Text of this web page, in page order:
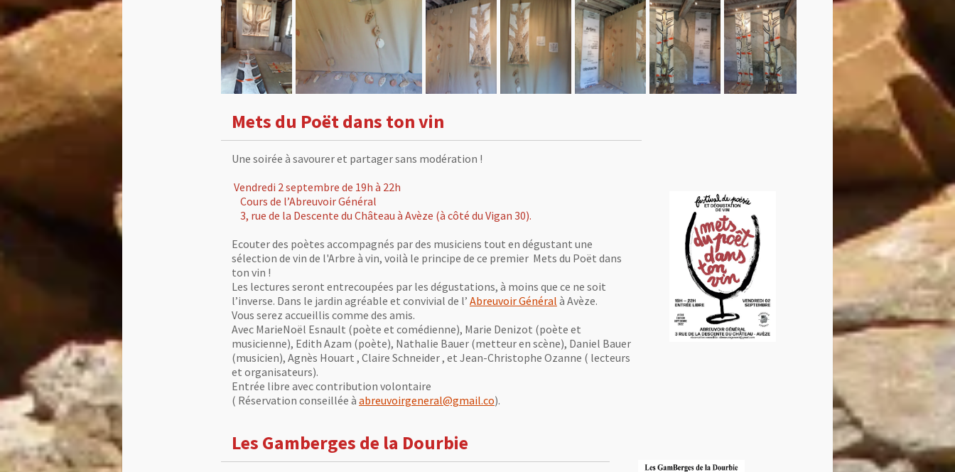
Mets du Poët dans ton vin
Une soirée à savourer et partager sans modération !
Vendredi 2 septembre de 19h à 22h
Cours de l’Abreuvoir Général
3, rue de la Descente du Château à Avèze (à côté du Vigan 30).
Ecouter des poètes accompagnés par des musiciens tout en dégustant une
sélection de vin de l'Arbre à vin, voilà le principe de ce premier Mets du Poët dans
ton vin !
Les lectures seront entrecoupées par les dégustations, à moins que ce ne soit
l’inverse. Dans le jardin agréable et convivial de l’ Abreuvoir Général à Avèze.
Vous serez accueillis comme des amis.
Avec MarieNoël Esnault (poète et comédienne), Marie Denizot (poète et
musicienne), Edith Azam (poète), Nathalie Bauer (metteur en scène), Daniel Bauer
(musicien), Agnès Houart , Claire Schneider , et Jean-Christophe Ozanne ( lecteurs
et organisateurs).
Entrée libre avec contribution volontaire
( Réservation conseillée à abreuvoirgeneral@gmail.co).
Les Gamberges de la Dourbie